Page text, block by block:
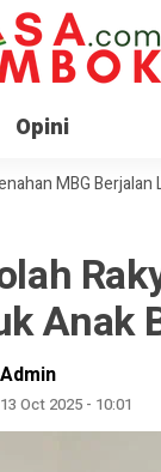
Opini
Berjalan Lebih
Anak
Admin
13 Oct 2025 - 10:01